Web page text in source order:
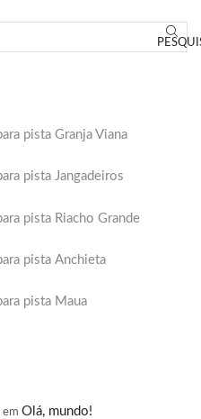
pista Granja Viana
pista Jangadeiros
pista Riacho Grande
pista Anchieta
pista Maua
em Olá, mundo!